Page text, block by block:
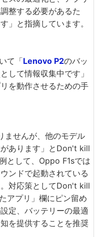
整する必要があるた
」と指摘しています。
て「Lenovo P2のバッ
して情報収集中です」
を動作させるための手
ませんが、他のモデル
あります」とDon't kill
として、Oppo F1sでは
ンドで起動されている
対応策としてDon't kill
アプリ」欄にピン留め
定、バッテリーの最適
を提供することを推奨